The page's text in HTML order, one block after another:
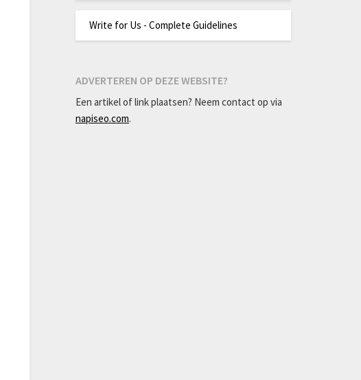
Write for Us - Complete Guidelines
ADVERTEREN OP DEZE WEBSITE?
Een artikel of link plaatsen? Neem contact op via
napiseo.com.